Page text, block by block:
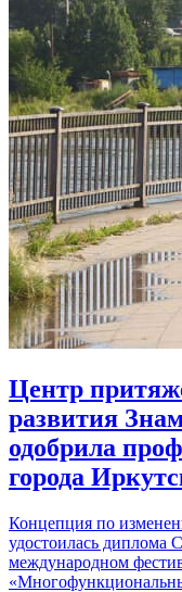
Центр
развития
одобрила
города
Концепция по
удостоилась диплома
международном